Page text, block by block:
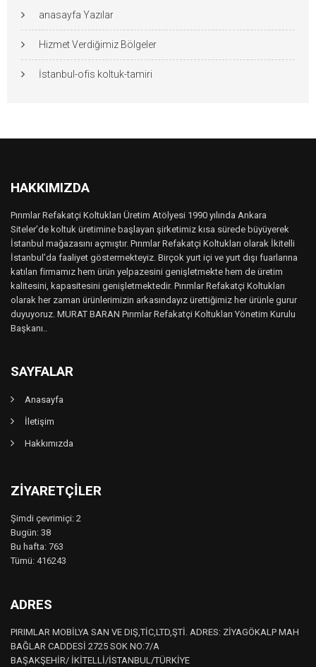
anasayfa Yazılar
Hizmet Verdiğimiz Bölgeler
İstanbul-ofis koltuk-tamiri
HAKKIMIZDA
Pırımlar Refakatçi Koltukları Üretim Atölyesi 1990 yılında Ankara
Siteler’de koltuk üretimine başlayan şirketimiz kısa sürede büyüyerek
İstanbul mağazasını açmıştır. Pırımlar Refakatçi Koltukları olarak İkitelli
İstanbul’da faaliyet göstermekteyiz. Birçok yurt içi ve yurt dışı fuarlarına
katılan firmamız hem ürün yelpazesini genişletmekte hem de üretim
kalitesini, kapasitesini genişletmektedir. Pırımlar Refakatçi Koltukları
olarak her zaman ürünlerimizin arkasındayız ürettiğimiz her ürünle gurur
duyuyoruz. MURAT BARAN Pırımlar Refakatçi Koltukları Yönetim Kurulu
Başkanı..
SAYFALAR
Anasayfa
İletişim
Hakkımızda
ZIYARETÇILER
Şimdi çevrimiçi: 2
Bugün: 38
Bu hafta: 763
Tümü: 416243
ADRES
PIRIMLAR MOBİLYA SAN VE DIŞ,TİC,LTD,ŞTİ. ADRES: ZİYAGÖKALP MAH
BAĞLAR CADDESİ 2725 SOK NO:7/A
BAŞAKŞEHİR/ İKİTELLİ/İSTANBUL/TÜRKİYE